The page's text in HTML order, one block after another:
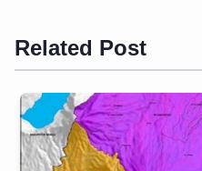
Related Post